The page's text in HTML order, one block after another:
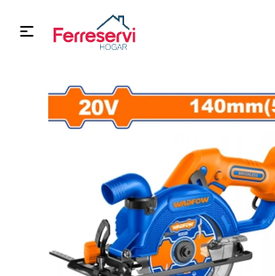

Herramientas y Construcción
Electrodomésticos
Tecnología